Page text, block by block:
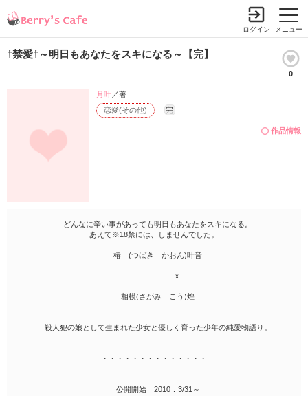
メニュー
ログイン
†禁愛†～明日もあなたをスキになる～【完】
0
作品情報
恋愛(その他) 完
月叶／著
どんなに辛い事があっても明日もあなたをスキになる。
あえて※18禁には、しませんでした。
椿 (つばき かおん)叶音
ｘ
相模(さがみ こう)煌
殺人犯の娘として生まれた少女と優しく育った少年の純愛物語り。
・・・・・・・・・・・・・・
公開開始 2010．3/31～